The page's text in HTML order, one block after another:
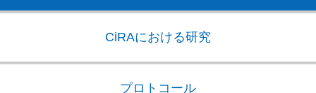
CiRAにおける研究
プロトコール